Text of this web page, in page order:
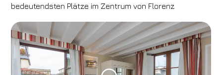
bedeutendsten Plätze im Zentrum von Florenz